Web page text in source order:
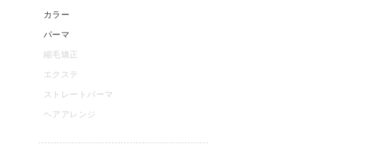
カラー
パーマ
縮毛矯正
エクステ
ストレートパーマ
ヘアアレンジ